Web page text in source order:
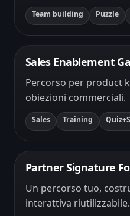
Team building Puzzle
Sales Enablement
Percorso per product
obiezioni commerciali.
Sales Training
Partner Signature
Un percorso tuo,
interattiva riutilizzabile.